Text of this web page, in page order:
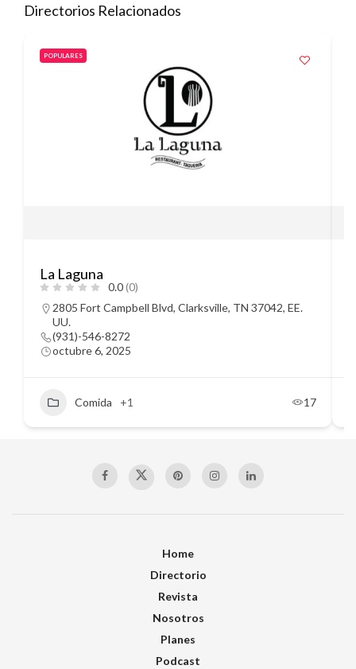
Directorios Relacionados
POPULARES
La Laguna
0.0(0)
2805 Fort Campbell Blvd, Clarksville, TN 37042, EE.
UU.
(931)-546-8272
octubre 6, 2025
Comida +1 17
Home
Directorio
Revista
Nosotros
Planes
Podcast